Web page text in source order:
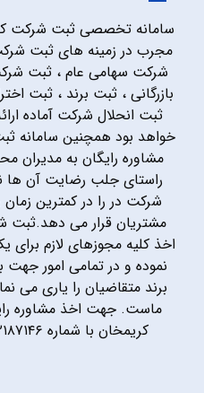
سامانه تخصصی ثبت شرکت
مجرب در زمینه های ثبت
شرکت سهامی عام ، ثبت
بازرگانی ، ثبت برند ، ثبت
ثبت انحلال شرکت آماده
خواهد بود همچنین سامانه
مشاوره رایگان به مدیران
راستای جلب رضایت آن ها
شرکت در را در کمترین زمان
مشتریان قرار می دهد.ثبت
اخذ کلیه مجوزهای لازم
نموده و در تمامی امور
برند متقاضیان را یاری
ماست. جهت اخذ مشاوره
کریمخان با شماره ۰۲۱۸۷۱۴۶ تماس حاصل فرمایید.